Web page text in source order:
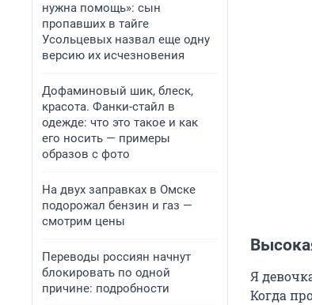
нужна помощь»: сын
пропавших в тайге
Усольцевых назвал еще одну
версию их исчезновения
Дофаминовый шик, блеск,
красота. Фанки-стайл в
одежде: что это такое и как
его носить — примеры
образов с фото
На двух заправках в Омске
подорожал бензин и газ —
смотрим цены
Переводы россиян начнут
блокировать по одной
причине: подробности
Я
Когда